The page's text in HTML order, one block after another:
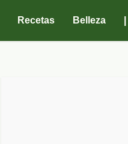
Recetas Belleza